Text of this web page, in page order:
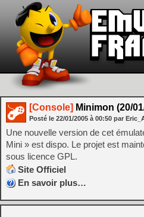
[Console] Minimon (20/
Posté le 22/01/2005 à 00:50 par
Une nouvelle version de cet
Mini » est dispo. Le projet est
sous licence GPL.
Site Officiel
En savoir plus…